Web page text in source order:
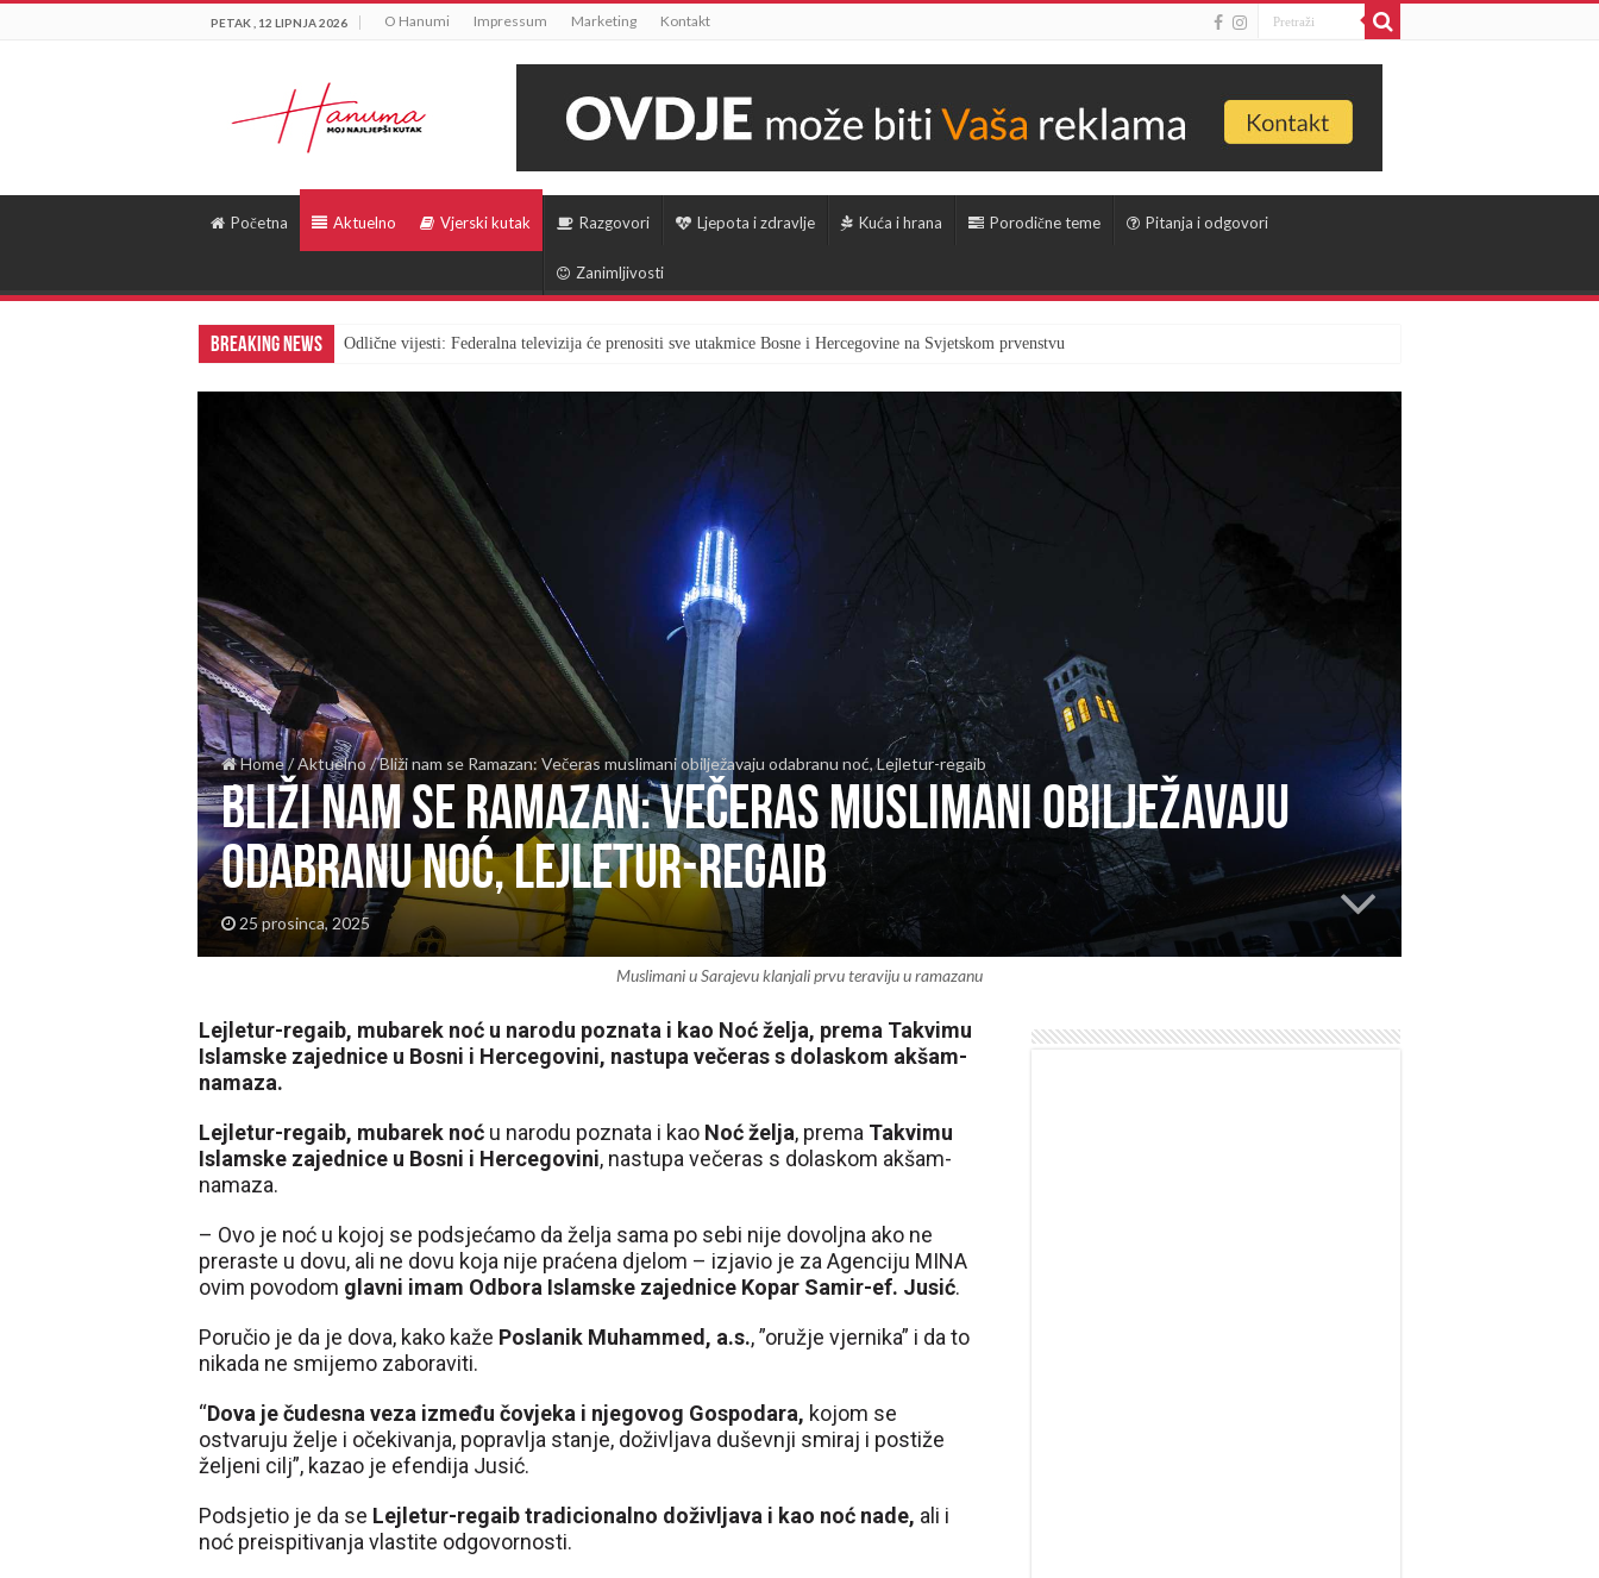
PETAK , 12 LIPNJA 2026 O Hanumi Impressum Marketing Kontakt
Početna Aktuelno Vjerski kutak Razgovori Ljepota i zdravlje Kuća i hrana Porodične teme Pitanja i odgovori
Zanimljivosti
Breaking News Odlične vijesti: Federalna televizija će prenositi sve utakmice Bosne i Hercegovine na Svjetskom prvenstvu
Home/Aktuelno/Bliži nam se Ramazan: Večeras muslimani obilježavaju odabranu noć, Lejletur-regaib
Bliži nam se Ramazan: Večeras muslimani obilježavaju
odabranu noć, Lejletur-regaib
25 prosinca, 2025
Muslimani u Sarajevu klanjali prvu teraviju u ramazanu
Lejletur-regaib, mubarek noć u narodu poznata i kao Noć želja, prema Takvimu
Islamske zajednice u Bosni i Hercegovini, nastupa večeras s dolaskom akšam-
namaza.
Lejletur-regaib, mubarek noć u narodu poznata i kao Noć želja, prema Takvimu
Islamske zajednice u Bosni i Hercegovini, nastupa večeras s dolaskom akšam-
namaza.
– Ovo je noć u kojoj se podsjećamo da želja sama po sebi nije dovoljna ako ne
preraste u dovu, ali ne dovu koja nije praćena djelom – izjavio je za Agenciju MINA
ovim povodom glavni imam Odbora Islamske zajednice Kopar Samir-ef. Jusić.
Poručio je da je dova, kako kaže Poslanik Muhammed, a.s., ”oružje vjernika” i da to
nikada ne smijemo zaboraviti.
“Dova je čudesna veza između čovjeka i njegovog Gospodara, kojom se
ostvaruju želje i očekivanja, popravlja stanje, doživljava duševnji smiraj i postiže
željeni cilj”, kazao je efendija Jusić.
Podsjetio je da se Lejletur-regaib tradicionalno doživljava i kao noć nade, ali i
noć preispitivanja vlastite odgovornosti.